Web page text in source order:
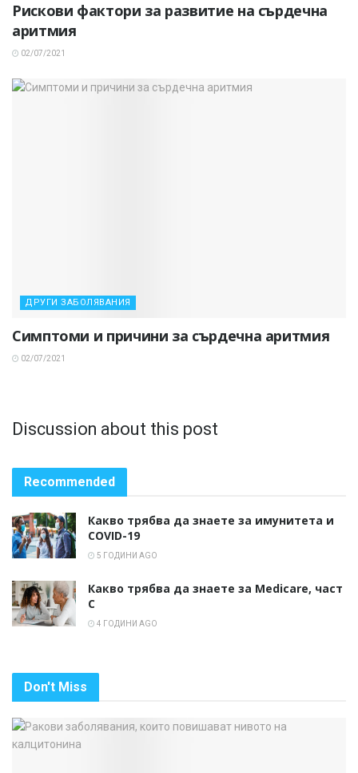
Рискови фактори за развитие на сърдечна
аритмия
02/07/2021
ДРУГИ ЗАБОЛЯВАНИЯ
Симптоми и причини за сърдечна аритмия
02/07/2021
Discussion about this post
Recommended
Какво трябва да знаете за имунитета и
COVID-19
5 ГОДИНИ AGO
Какво трябва да знаете за Medicare, част
C
4 ГОДИНИ AGO
Don't Miss